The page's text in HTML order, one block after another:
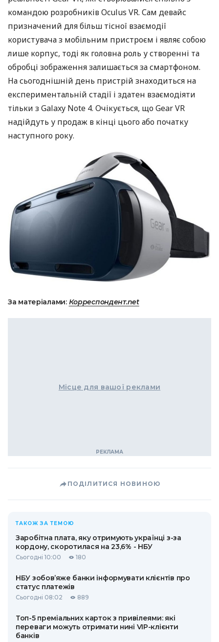
командою розробників Oculus VR. Сам девайс
призначений для більш тісної взаємодії
користувача з мобільним пристроєм і являє собою
лише корпус, тоді як головна роль у створенні та
обробці зображення залишається за смартфоном.
На сьогоднішній день пристрій знаходиться на
експериментальній стадії і здатен взаємодіяти
тільки з Galaxy Note 4. Очікується, що Gear VR
надійдуть у продаж в кінці цього або початку
наступного року.
За матеріалами: Корреспондент.net
Місце для вашої реклами
ПОДІЛИТИСЯ НОВИНОЮ
ТАКОЖ ЗА ТЕМОЮ
Заробітна плата, яку отримують українці з-за
кордону, скоротилася на 23,6% - НБУ
Сьогодні 10:00 180
НБУ зобов’яже банки інформувати клієнтів про
статус платежів
Сьогодні 08:02 889
Топ-5 преміальних карток з привілеями: які
переваги можуть отримати нині VIP-клієнти
банків